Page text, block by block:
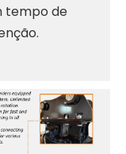
tempo de